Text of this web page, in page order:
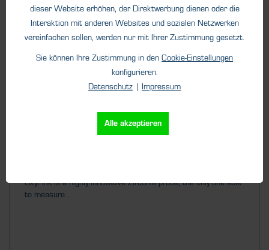
OxyPink is a highly innovative Zirconia probe, the only one able
to measure...
dieser Website erhöhen, der Direktwerbung dienen oder die
Interaktion mit anderen Websites und sozialen Netzwerken
vereinfachen sollen, werden nur mit Ihrer Zustimmung gesetzt.
Sie können Ihre Zustimmung in den Cookie-Einstellungen
konfigurieren.
Datenschutz | Impressum
Alle akzeptieren